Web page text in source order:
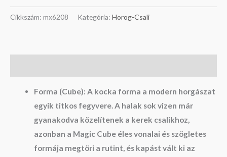
Cikkszám: mx6208 Kategória: Horog-Csali
Forma (Cube): A kocka forma a modern horgászat
egyik titkos fegyvere. A halak sok vizen már
gyanakodva közelítenek a kerek csalikhoz,
azonban a Magic Cube éles vonalai és szögletes
formája megtöri a rutint, és kapást vált ki az